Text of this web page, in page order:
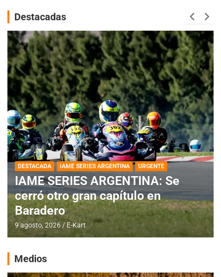
Destacadas
DESTACADA IAME SERIES ARGENTINA URGENTE
IAME SERIES ARGENTINA: Se
cerró otro gran capítulo en
Baradero
9 agosto, 2026 E-Kart
Medios